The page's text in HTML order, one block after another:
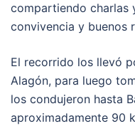
compartiendo charlas
convivencia y buenos
El recorrido los llevó
Alagón, para luego
los condujeron hasta
aproximadamente 90